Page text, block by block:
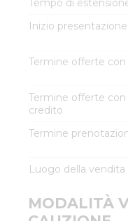
Tempo di
Inizio
Termine offerte
Termine offerte con
credito
Termine
Luogo della vendita
MODALITÀ